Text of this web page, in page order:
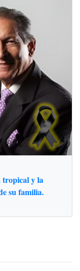
tropical y la
su familia.